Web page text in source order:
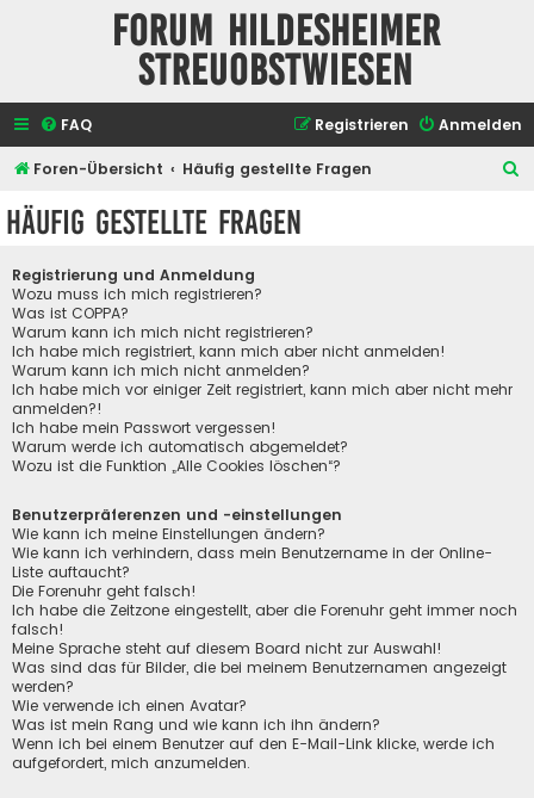
Forum Hildesheimer
Streuobstwiesen
FAQ Anmelden
Registrieren
Foren-Übersicht Häufig gestellte Fragen
Häufig gestellte Fragen
Registrierung und Anmeldung
Wozu muss ich mich registrieren?
Was ist COPPA?
Warum kann ich mich nicht registrieren?
Ich habe mich registriert, kann mich aber nicht anmelden!
Warum kann ich mich nicht anmelden?
Ich habe mich vor einiger Zeit registriert, kann mich aber nicht mehr
anmelden?!
Ich habe mein Passwort vergessen!
Warum werde ich automatisch abgemeldet?
Wozu ist die Funktion „Alle Cookies löschen“?
Benutzerpräferenzen und -einstellungen
Wie kann ich meine Einstellungen ändern?
Wie kann ich verhindern, dass mein Benutzername in der Online-
Liste auftaucht?
Die Forenuhr geht falsch!
Ich habe die Zeitzone eingestellt, aber die Forenuhr geht immer noch
falsch!
Meine Sprache steht auf diesem Board nicht zur Auswahl!
Was sind das für Bilder, die bei meinem Benutzernamen angezeigt
werden?
Wie verwende ich einen Avatar?
Was ist mein Rang und wie kann ich ihn ändern?
Wenn ich bei einem Benutzer auf den E-Mail-Link klicke, werde ich
aufgefordert, mich anzumelden.